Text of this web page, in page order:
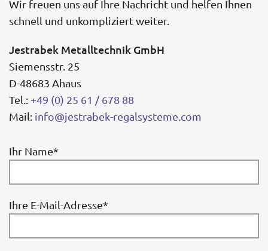
Wir freuen uns auf Ihre Nachricht und helfen Ihnen
schnell und unkompliziert weiter.
Jestrabek Metalltechnik GmbH
Siemensstr. 25
D-48683 Ahaus
Tel.: +49 (0) 25 61 / 678 88
Mail: info@jestrabek-regalsysteme.com
Ihr Name*
Ihre E-Mail-Adresse*